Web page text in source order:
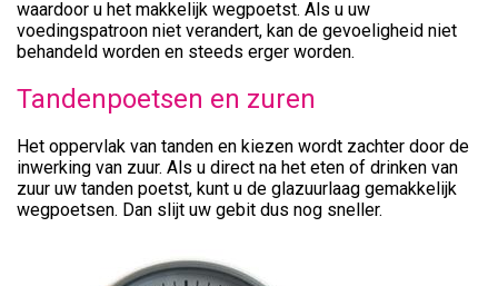
waardoor u het makkelijk wegpoetst. Als u uw
voedingspatroon niet verandert, kan de gevoeligheid niet
behandeld worden en steeds erger worden.
Tandenpoetsen en zuren
Het oppervlak van tanden en kiezen wordt zachter door de
inwerking van zuur. Als u direct na het eten of drinken van
zuur uw tanden poetst, kunt u de glazuurlaag gemakkelijk
wegpoetsen. Dan slijt uw gebit dus nog sneller.